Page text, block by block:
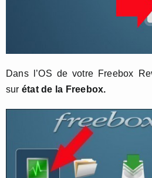
Dans l’OS de votre Freebox
sur état de la Freebox.